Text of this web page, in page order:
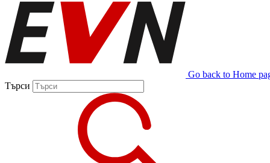
Go back to Home
Търси